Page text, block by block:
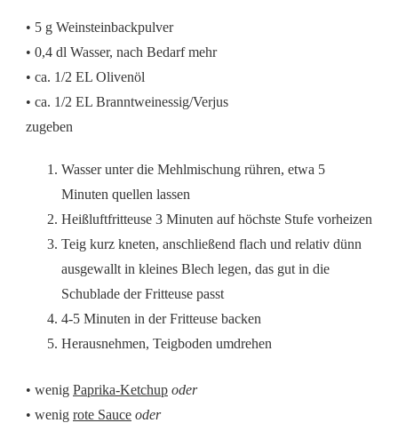
• 5 g Weinsteinbackpulver
• 0,4 dl Wasser, nach Bedarf mehr
• ca. 1/2 EL Olivenöl
• ca. 1/2 EL Branntweinessig/Verjus
zugeben
Wasser unter die Mehlmischung rühren, etwa 5
Minuten quellen lassen
Heißluftfritteuse 3 Minuten auf höchste Stufe vorheizen
Teig kurz kneten, anschließend flach und relativ dünn
ausgewallt in kleines Blech legen, das gut in die
Schublade der Fritteuse passt
4-5 Minuten in der Fritteuse backen
Herausnehmen, Teigboden umdrehen
• wenig Paprika-Ketchup oder
• wenig rote Sauce oder